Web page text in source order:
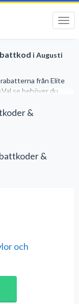
i Augusti
från Elite
behöver du
lätt för dig genom
ett och samma ställe.
&
&
och